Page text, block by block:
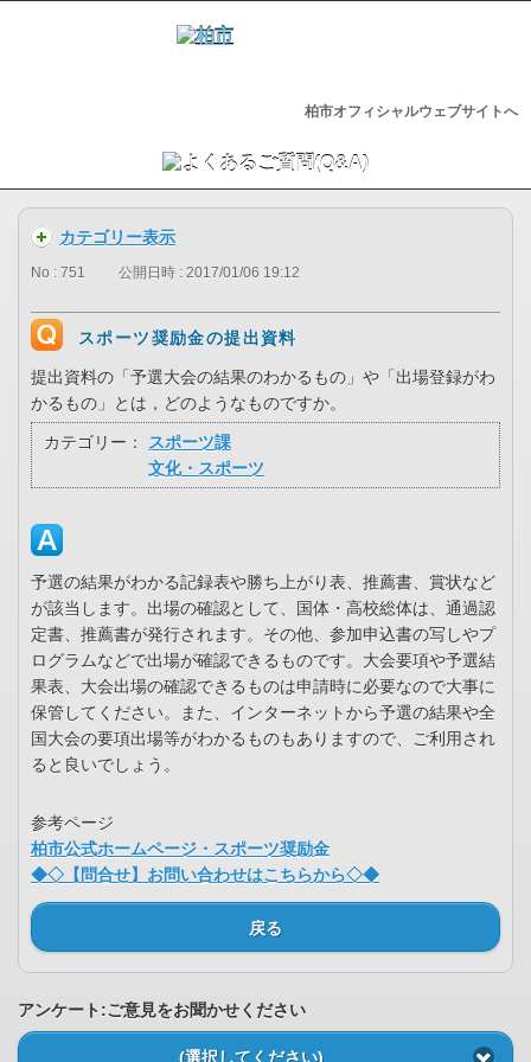
柏市オフィシャルウェブサイトへ
カテゴリー表示
No : 751 公開日時 : 2017/01/06 19:12
スポーツ奨励金の提出資料
提出資料の「予選大会の結果のわかるもの」や「出場登録がわ
かるもの」とは，どのようなものですか。
カテゴリー：
スポーツ課
文化・スポーツ
予選の結果がわかる記録表や勝ち上がり表、推薦書、賞状など
が該当します。出場の確認として、国体・高校総体は、通過認
定書、推薦書が発行されます。その他、参加申込書の写しやプ
ログラムなどで出場が確認できるものです。大会要項や予選結
果表、大会出場の確認できるものは申請時に必要なので大事に
保管してください。また、インターネットから予選の結果や全
国大会の要項出場等がわかるものもありますので、ご利用され
ると良いでしょう。
参考ページ
柏市公式ホームページ・スポーツ奨励金
◆◇【問合せ】お問い合わせはこちらから◇◆
戻る
アンケート:ご意見をお聞かせください
(選択してください)